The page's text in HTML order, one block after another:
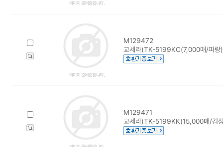
M129472
교세라)TK-5199KC(7,000매/파랑)
M129471
교세라)TK-5199KK(15,000매/검